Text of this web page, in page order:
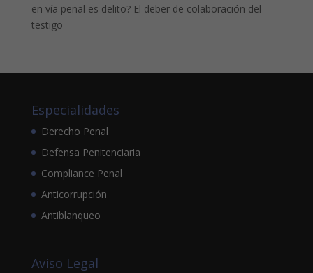
en vía penal es delito? El deber de colaboración del
testigo
Especialidades
Derecho Penal
Defensa Penitenciaria
Compliance Penal
Anticorrupción
Antiblanqueo
Aviso Legal